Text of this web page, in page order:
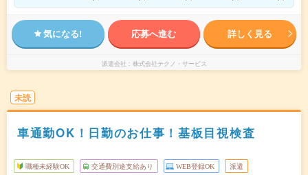
気になる! 応募へ進む 詳しく見る
派遣会社 株式会社テクノ・サービス
未読
車通勤OK！日勤のお仕事！基板目視検査
職種未経験OK 交通費別途支給あり WEB登録OK 派遣